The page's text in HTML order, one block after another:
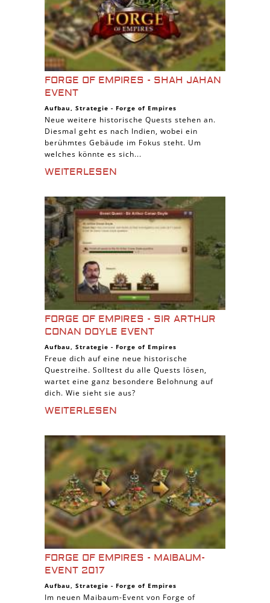
FORGE OF EMPIRES - SHAH JAHAN
EVENT
Aufbau, Strategie - Forge of Empires
Neue weitere historische Quests stehen an.
Diesmal geht es nach Indien, wobei ein
berühmtes Gebäude im Fokus steht. Um
welches könnte es sich...
WEITERLESEN
FORGE OF EMPIRES - SIR ARTHUR
CONAN DOYLE EVENT
Aufbau, Strategie - Forge of Empires
Freue dich auf eine neue historische
Questreihe. Solltest du alle Quests lösen,
wartet eine ganz besondere Belohnung auf
dich. Wie sieht sie aus?
WEITERLESEN
FORGE OF EMPIRES - MAIBAUM-
EVENT 2017
Aufbau, Strategie - Forge of Empires
Im neuen Maibaum-Event von Forge of